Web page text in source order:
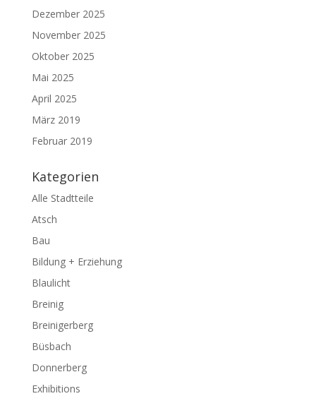
Dezember 2025
November 2025
Oktober 2025
Mai 2025
April 2025
März 2019
Februar 2019
Kategorien
Alle Stadtteile
Atsch
Bau
Bildung + Erziehung
Blaulicht
Breinig
Breinigerberg
Büsbach
Donnerberg
Exhibitions